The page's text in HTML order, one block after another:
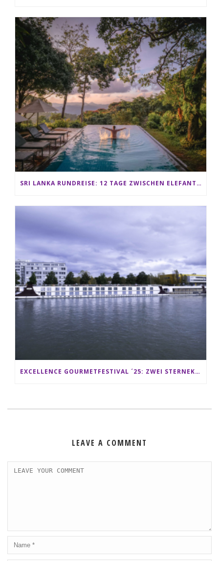
SRI LANKA RUNDREISE: 12 TAGE ZWISCHEN ELEFANTEN, TEEPLANTAGEN & STRAND ALS FAMILIE
EXCELLENCE GOURMETFESTIVAL ´25: ZWEI STERNEKÖCHE ANTONIO GUIDA & DARIO MORESCO VERWÖHNEN IHRE GÄSTE AUF EINER LUXERIÖSEN SCHIFFSREISE
LEAVE A COMMENT